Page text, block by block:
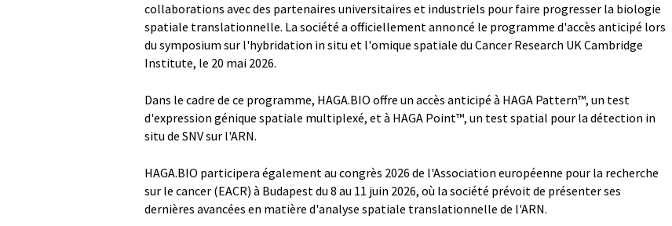
collaborations avec des partenaires universitaires et industriels pour faire progresser la biologie
spatiale translationnelle. La société a officiellement annoncé le programme d'accès anticipé lors
du symposium sur l'hybridation in situ et l'omique spatiale du Cancer Research UK Cambridge
Institute, le 20 mai 2026.
Dans le cadre de ce programme, HAGA.BIO offre un accès anticipé à HAGA Pattern™, un test
d'expression génique spatiale multiplexé, et à HAGA Point™, un test spatial pour la détection in
situ de SNV sur l'ARN.
HAGA.BIO participera également au congrès 2026 de l'Association européenne pour la recherche
sur le cancer (EACR) à Budapest du 8 au 11 juin 2026, où la société prévoit de présenter ses
dernières avancées en matière d'analyse spatiale translationnelle de l'ARN.